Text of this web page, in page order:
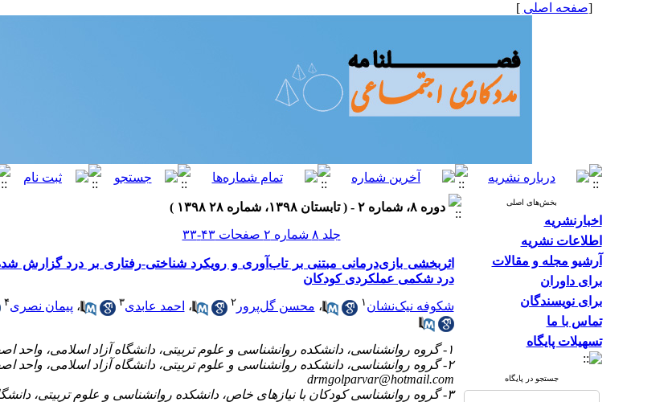
[صفحه اصلی ]
بخش‌های اصلی
اخبارنشریه
اطلاعات نشریه
آرشیو مجله و مقالات
برای داوران
برای نویسندگان
تماس با ما
تسهیلات پایگاه
جستجو در پایگاه
دوره ۸، شماره ۲ - ( تابستان ۱۳۹۸، شماره ۲۸ ۱۳۹۸ )
جلد ۸ شماره ۲ صفحات ۴۳-۳۳
اثر‌بخشی بازی‌درمانی مبتنی بر تاب‌آوری و رویکرد شناختی-رفتاری بر درد گزارش
درد شکمی عملکردی کودکان
شکوفه نیک‌نشان ۱ ، محسن گل‌پرور ۲ ، احمد عابدی۳ ، پیمان نصری۴
۱- گروه روانشناسی، دانشکده روانشناسی و علوم تربیتی، دانشگاه آزاد اسلامی، واحد اصفهان (خوراسگان)
۲- گروه روانشناسی، دانشکده روانشناسی و علوم تربیتی، دانشگاه آزاد اسلامی، واحد اصفهان (خوراسگان) ،
drmgolparvar@hotmail.com
۳- گروه روانشناسی کودکان با نیازهای خاص، دانشکده روانشناسی و علوم تربیتی، دانشگاه اصفهان